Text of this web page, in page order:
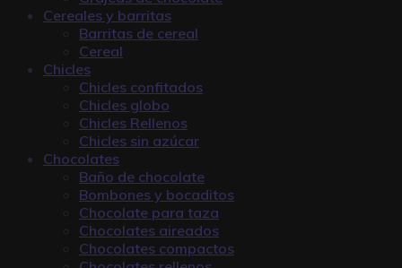
Cereales y barritas
Barritas de cereal
Cereal
Chicles
Chicles confitados
Chicles globo
Chicles Rellenos
Chicles sin azúcar
Chocolates
Baño de chocolate
Bombones y bocaditos
Chocolate para taza
Chocolates aireados
Chocolates compactos